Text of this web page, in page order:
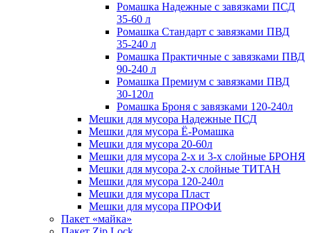
Ромашка Надежные с завязками ПСД
35-60 л
Ромашка Стандарт с завязками ПВД
35-240 л
Ромашка Практичные с завязками ПВД
90-240 л
Ромашка Премиум с завязками ПВД
30-120л
Ромашка Броня с завязками 120-240л
Мешки для мусора Надежные ПСД
Мешки для мусора Ё-Ромашка
Мешки для мусора 20-60л
Мешки для мусора 2-х и 3-х слойные БРОНЯ
Мешки для мусора 2-х слойные ТИТАН
Мешки для мусора 120-240л
Мешки для мусора Пласт
Мешки для мусора ПРОФИ
Пакет «майка»